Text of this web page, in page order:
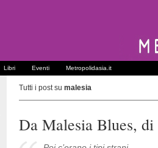
Libri Eventi Metropolidasia.it
Tutti i post su malesia
Da Malesia Blues,